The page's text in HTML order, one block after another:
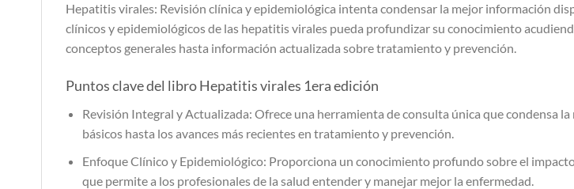
Hepatitis virales: Revisión clínica y epidemiológica intenta condensar la mejor información
clínicos y epidemiológicos de las hepatitis virales pueda profundizar su conocimiento
conceptos generales hasta información actualizada sobre tratamiento y prevención.
Puntos clave del libro Hepatitis virales 1era edición
Revisión Integral y Actualizada: Ofrece una herramienta de consulta única que condensa
básicos hasta los avances más recientes en tratamiento y prevención.
Enfoque Clínico y Epidemiológico: Proporciona un conocimiento profundo sobre el
que permite a los profesionales de la salud entender y manejar mejor la enfermedad.